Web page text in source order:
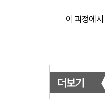
이 과정에서
더보기